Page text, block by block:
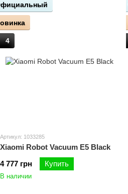
4
Артикул: 1033285
Xiaomi Robot Vacuum E5 Black
4 777 грн
Купить
В наличии